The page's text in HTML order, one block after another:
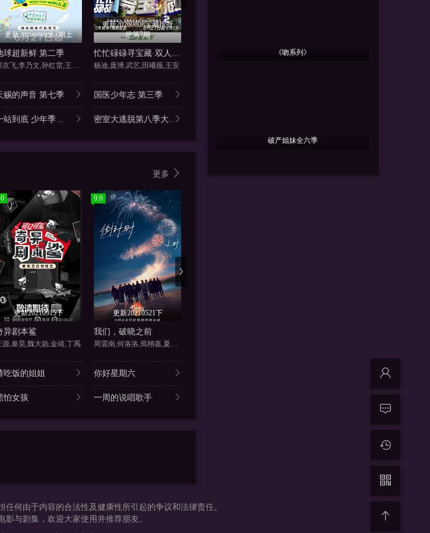
更新20260808第7期上
球超新鲜 第二季
郭京飞,李乃文,孙红雷,王玉雯
更新20260808宝藏挖呀
挖第7期
忙忙碌碌寻宝藏·双人成行季
杨迪,庞博,武艺,田曦薇,王安
种地吧4
赐的声音 第七季 国医少年志 第三季
站到底 少年季 .. 密室大逃脱第八季大..
更多
更新20210915下
异剧本鲨
源,秦昊,魏大勋,金靖,丁禹
9.0
更新20210521下
我们，破晓之前
周震南,何洛洛,焉栩嘉,夏之光
吃饭的姐姐 你好星期六
怕女孩 一周的说唱歌手
《吻系列》
破产姐妹全六季
何由于内容的合法性及健康性所引起的争议和法律责任。
影与剧集，欢迎大家使用并推荐朋友。